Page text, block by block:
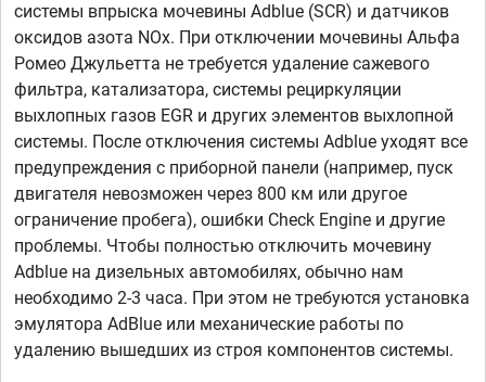
системы впрыска мочевины Adblue (SCR) и датчиков
оксидов азота NOx. При отключении мочевины Альфа
Ромео Джульетта не требуется удаление сажевого
фильтра, катализатора, системы рециркуляции
выхлопных газов EGR и других элементов выхлопной
системы. После отключения системы Adblue уходят все
предупреждения с приборной панели (например, пуск
двигателя невозможен через 800 км или другое
ограничение пробега), ошибки Check Engine и другие
проблемы. Чтобы полностью отключить мочевину
Adblue на дизельных автомобилях, обычно нам
необходимо 2-3 часа. При этом не требуются установка
эмулятора AdBlue или механические работы по
удалению вышедших из строя компонентов системы.